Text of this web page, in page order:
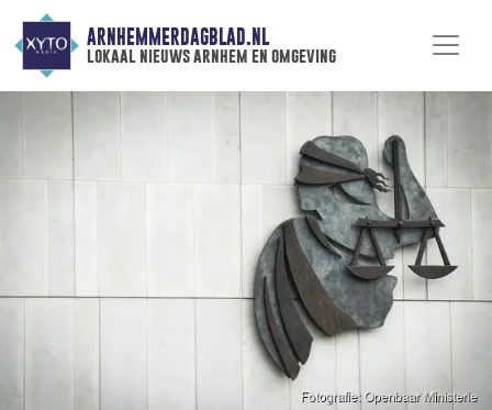
ARNHEMMERDAGBLAD.NL
lokaal nieuws arnhem en omgeving